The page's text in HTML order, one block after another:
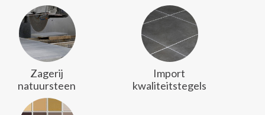
Zagerij
natuursteen
Import
kwaliteitstegels